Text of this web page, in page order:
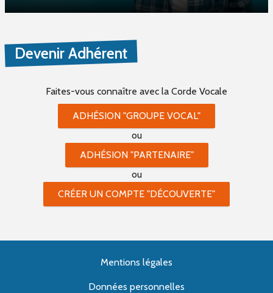
Devenir Adhérent
Faites-vous connaître avec la Corde Vocale
ADHÉSION "GROUPE VOCAL"
ou
ADHÉSION "PARTENAIRE"
ou
CRÉER UN COMPTE "DÉCOUVERTE"
Mentions légales
Données personnelles